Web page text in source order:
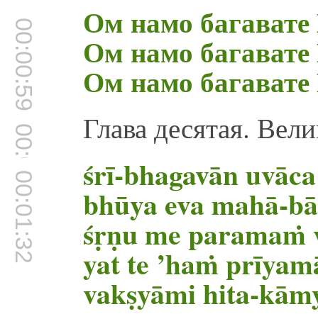
00:00:59 Ом намо багавате
Ом намо багавате
Ом намо багавате
00:01:27 Глава десятая.
00:01:32 śrī-bhagavān uvāca
bhūya eva mahā-
śṛṇu me paramaṁ
yat te ’haṁ
vakṣyāmi hita-